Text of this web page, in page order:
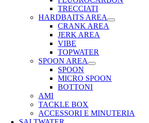
TRECCIATI
HARDBAITS AREA
CRANK AREA
JERK AREA
VIBE
TOPWATER
SPOON AREA
SPOON
MICRO SPOON
BOTTONI
AMI
TACKLE BOX
ACCESSORI E MINUTERIA